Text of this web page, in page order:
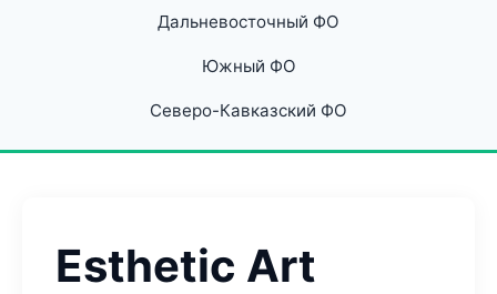
Дальневосточный ФО
Южный ФО
Северо-Кавказский ФО
Esthetic Art